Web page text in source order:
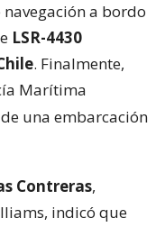
a bordo
LSR-4430
. Finalmente,
Marítima
una embarcación
Contreras,
indicó que